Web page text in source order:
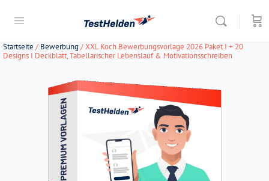
Startseite / Bewerbung / XXL Koch Bewerbungsvorlage 2026 Paket I + 20
Designs I Deckblatt, Tabellarischer Lebenslauf & Motivationsschreiben